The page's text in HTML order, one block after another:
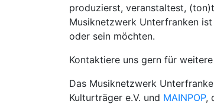
produzierst, veranstaltest,
Musiknetzwerk Unterfranken
oder sein möchten.
Kontaktiere uns gern für
Das Musiknetzwerk
Kulturträger e.V. und MAINPOP,